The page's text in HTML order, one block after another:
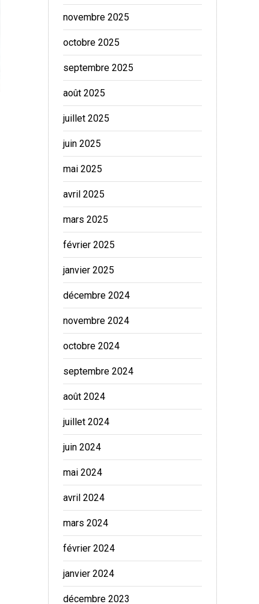
novembre 2025
octobre 2025
septembre 2025
août 2025
juillet 2025
juin 2025
mai 2025
avril 2025
mars 2025
février 2025
janvier 2025
décembre 2024
novembre 2024
octobre 2024
septembre 2024
août 2024
juillet 2024
juin 2024
mai 2024
avril 2024
mars 2024
février 2024
janvier 2024
décembre 2023